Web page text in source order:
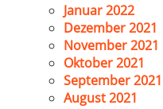
Januar 2022
Dezember 2021
November 2021
Oktober 2021
September 2021
August 2021